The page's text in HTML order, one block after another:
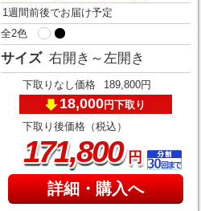
1週間前後でお届け予定
全2色
サイズ 右開き～左開き
下取りなし価格 189,800円
18,000円下取り
下取り後価格（税込）
171,800円
詳細・購入へ